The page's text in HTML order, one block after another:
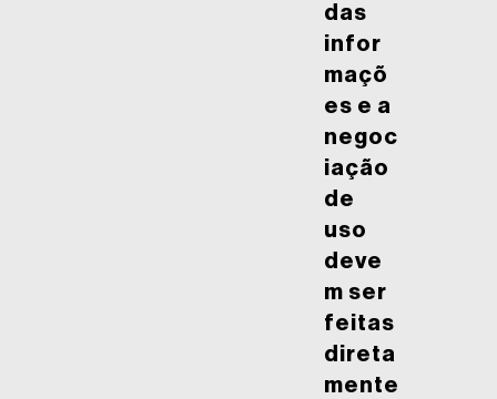
das
infor
maçõ
es e a
negoc
iação
de
uso
deve
m ser
feitas
direta
mente